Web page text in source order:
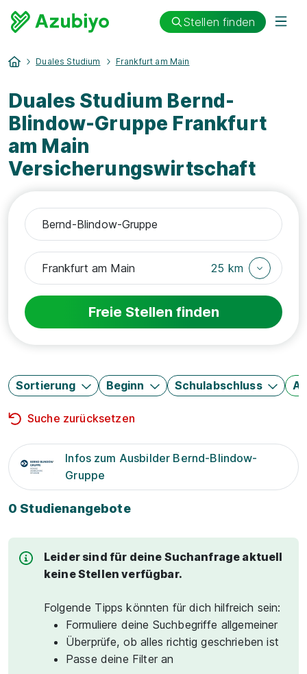
Stellen finden
Duales Studium Frankfurt am Main
Duales Studium Bernd-
Blindow-Gruppe Frankfurt
am Main
Versicherungswirtschaft
25 km
Freie Stellen finden
Sortierung Beginn Schulabschluss
Suche zurücksetzen
Infos zum Ausbilder Bernd-Blindow-
Gruppe
0 Studienangebote
Leider sind für deine Suchanfrage aktuell
keine Stellen verfügbar.
Folgende Tipps könnten für dich hilfreich sein:
Formuliere deine Suchbegriffe allgemeiner
Überprüfe, ob alles richtig geschrieben ist
Passe deine Filter an